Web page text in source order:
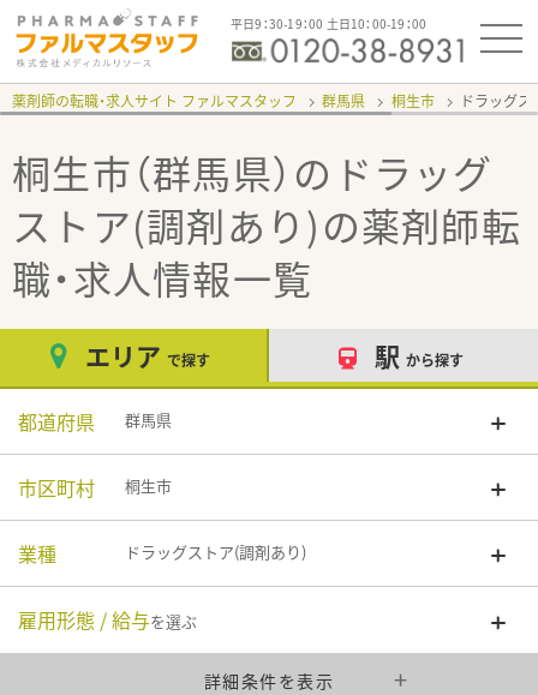
平日9：30-19：00 土日10：00-19：00
薬剤師の転職・求人サイト ファルマスタッフ 群馬県 桐生市 ドラッグ
桐生市（群馬県）のドラッグ
ストア(調剤あり)の薬剤師転
職・求人情報一覧
エリア で探す 駅 から探す
都道府県 群馬県
市区町村 桐生市
業種 ドラッグストア(調剤あり)
雇用形態 / 給与を選ぶ
詳細条件を表示